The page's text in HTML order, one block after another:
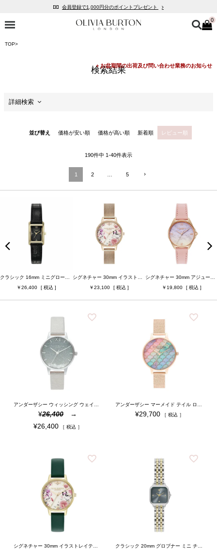
会員登録で1,000円分のポイントプレゼント
公式パッケージでお届け
会員登録で1,000円分のポイントプレゼント
0
TOP
詳細検索
ケースの形状
ベルト幅
ベルト素材
ベルトカラー
並び替え 価格が安い順 価格が高い順 新着順 レビュー順
190件中 1-40件表示
1 2 5
シグネチャー 28mm アブストラクト フローラル クリームレザー
23,100
シグネチャー 30mm アジュール ピンク パープル & ローズゴールド メッシュ
24,200
シグネチャー 30mm イラストレイテッド フローラル ローズゴールド & チョークブルー レザーストラップ ウォッチ
19,800
アンダーザシー ウィッシング ウェイブ オンブレイ グリッターダイヤル ホワイトシマー ＆ シルバー
¥26,400
¥26,400 税込
アンダーザシー マーメイド テイル ローズゴールド ブークレ メッシュ
¥29,700 税込
シグネチャー 30mm イラストレイテッド フローラル フォレストグリーン レザー クラシック 20mm グロブナー ミニ チョークブルー サンレイ シルバー＆ゴールド ブレスレット